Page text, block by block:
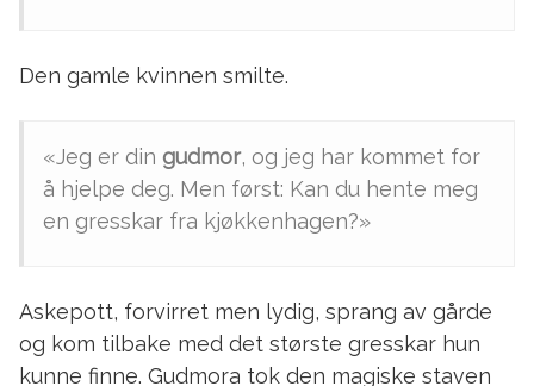
Den gamle kvinnen smilte.
«Jeg er din gudmor, og jeg har kommet for
å hjelpe deg. Men først: Kan du hente meg
en gresskar fra kjøkkenhagen?»
Askepott, forvirret men lydig, sprang av gårde
og kom tilbake med det største gresskar hun
kunne finne. Gudmora tok den magiske staven